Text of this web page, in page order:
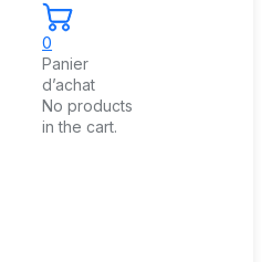
0
Panier
d’achat
No products
in the cart.